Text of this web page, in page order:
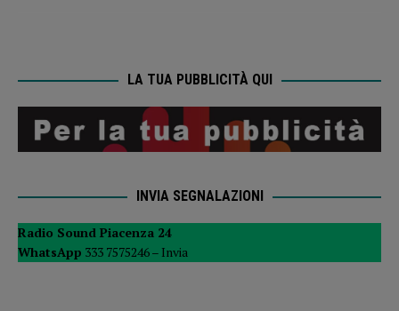
LA TUA PUBBLICITÀ QUI
INVIA SEGNALAZIONI
Radio Sound Piacenza 24
WhatsApp 333 7575246 – Invia